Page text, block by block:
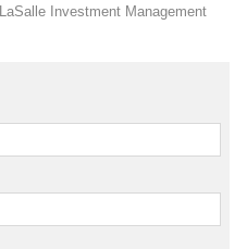
LaSalle Investment Management